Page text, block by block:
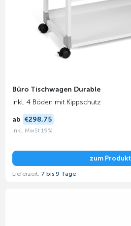
Büro Tischwagen Durable
inkl. 4 Böden mit Kippschutz
ab €298,75
inkl. MwSt 19%
zum Produkt
Lieferzeit: 7 bis 9 Tage